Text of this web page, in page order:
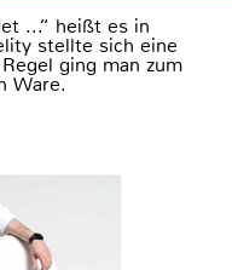
...“ heißt es in
stellte sich eine
ging man zum
Ware.